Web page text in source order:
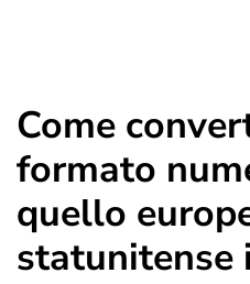
Come
formato
quello
statunitense